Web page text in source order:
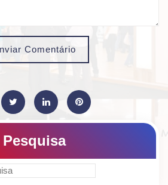
Comentário
Pesquisa